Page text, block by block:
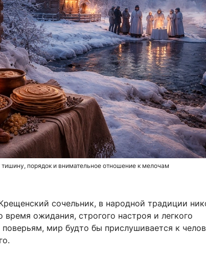
порядок и внимательное отношение к мелочам
сочельник, в народной традиции
ожидания, строгого настроя и легкого
поверьям, мир будто бы прислушивается к